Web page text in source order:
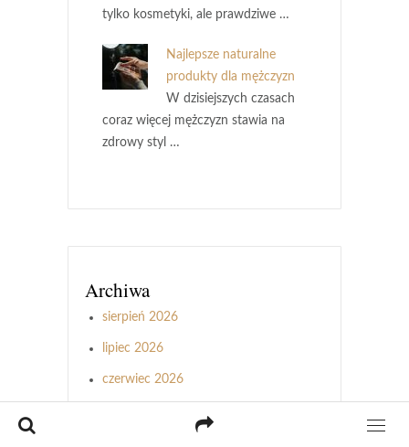
tylko kosmetyki, ale prawdziwe …
Najlepsze naturalne
produkty dla mężczyzn
W dzisiejszych czasach
coraz więcej mężczyzn stawia na
zdrowy styl …
Archiwa
sierpień 2026
lipiec 2026
czerwiec 2026